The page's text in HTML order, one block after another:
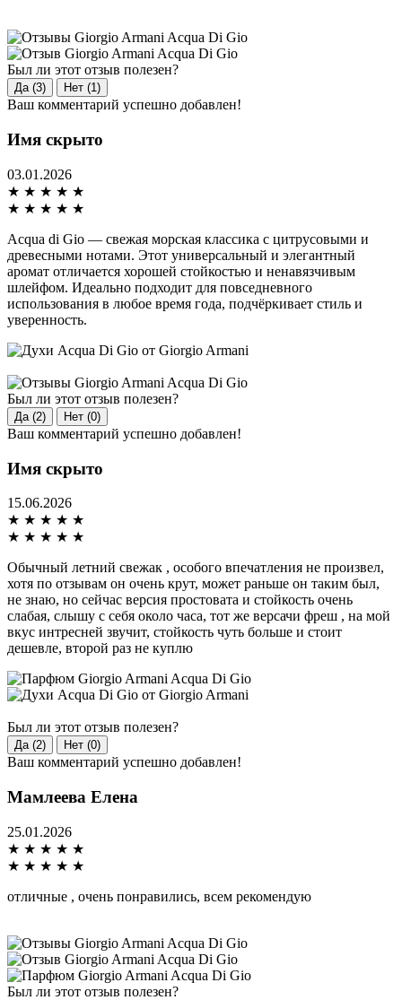
Был ли этот отзыв полезен?
Да (3) Нет (1)
Ваш комментарий успешно добавлен!
Имя скрыто
03.01.2026
★ ★ ★ ★ ★
★ ★ ★ ★ ★
Acqua di Gio — свежая морская классика с цитрусовыми и
древесными нотами. Этот универсальный и элегантный
аромат отличается хорошей стойкостью и ненавязчивым
шлейфом. Идеально подходит для повседневного
использования в любое время года, подчёркивает стиль и
уверенность.
Был ли этот отзыв полезен?
Да (2) Нет (0)
Ваш комментарий успешно добавлен!
Имя скрыто
15.06.2026
★ ★ ★ ★ ★
★ ★ ★ ★ ★
Обычный летний свежак , особого впечатления не произвел,
хотя по отзывам он очень крут, может раньше он таким был,
не знаю, но сейчас версия простовата и стойкость очень
слабая, слышу с себя около часа, тот же версачи фреш , на мой
вкус интресней звучит, стойкость чуть больше и стоит
дешевле, второй раз не куплю
Был ли этот отзыв полезен?
Да (2) Нет (0)
Ваш комментарий успешно добавлен!
Мамлеева Елена
25.01.2026
★ ★ ★ ★ ★
★ ★ ★ ★ ★
отличные , очень понравились, всем рекомендую
Был ли этот отзыв полезен?